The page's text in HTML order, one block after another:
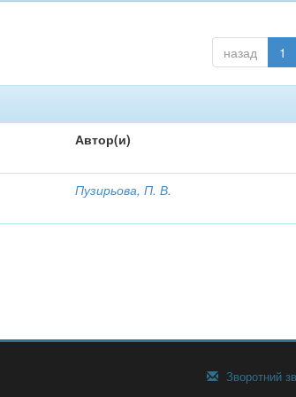
назад 1
Автор(и)
Пузирьова, П. В.
Зворотний